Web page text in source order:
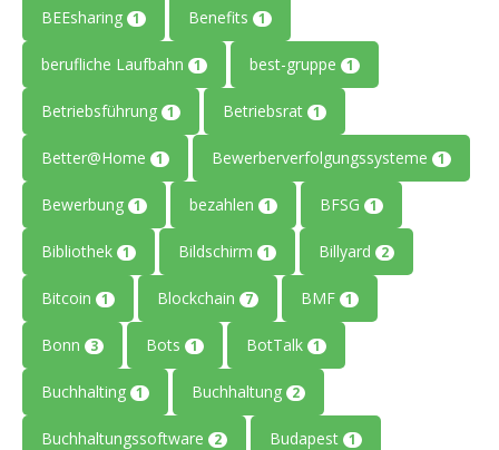
BEEsharing 1 Benefits 1
berufliche Laufbahn 1 best-gruppe 1
Betriebsführung 1 Betriebsrat 1
Better@Home 1 Bewerberverfolgungssysteme 1
Bewerbung 1 bezahlen 1 BFSG 1
Bibliothek 1 Bildschirm 1 Billyard 2
Bitcoin 1 Blockchain 7 BMF 1
Bonn 3 Bots 1 BotTalk 1
Buchhalting 1 Buchhaltung 2
Buchhaltungssoftware 2 Budapest 1